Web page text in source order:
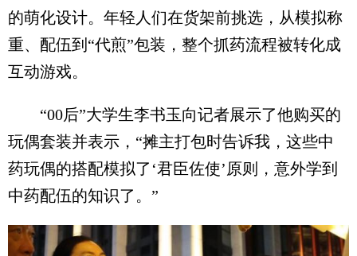
的萌化设计。年轻人们在货架前挑选，从模拟称
重、配伍到“代煎”包装，整个抓药流程被转化成
互动游戏。
“00后”大学生李书玉向记者展示了他购买的
玩偶套装并表示，“摊主打包时告诉我，这些中
药玩偶的搭配模拟了‘君臣佐使’原则，意外学到
中药配伍的知识了。”